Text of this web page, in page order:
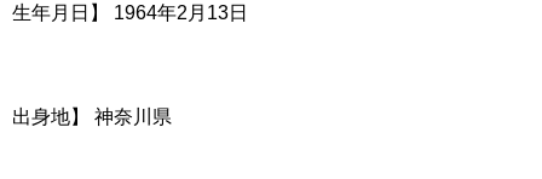
生年月日】 1964年2月13日
出身地】 神奈川県